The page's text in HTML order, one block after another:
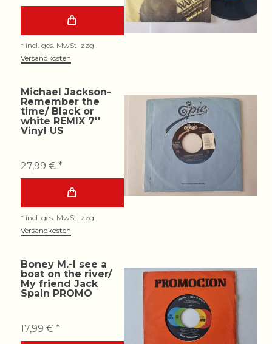
* incl. ges. MwSt. zzgl.
Versandkosten
Michael Jackson-
Remember the
time/ Black or
white REMIX 7''
Vinyl US
27,99 € *
* incl. ges. MwSt. zzgl.
Versandkosten
Boney M.-I see a
boat on the river/
My friend Jack
Spain PROMO
17,99 € *